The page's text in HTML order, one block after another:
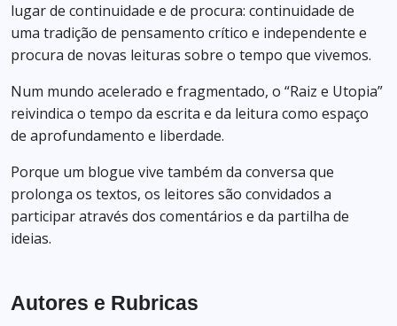
lugar de continuidade e de procura: continuidade de
uma tradição de pensamento crítico e independente e
procura de novas leituras sobre o tempo que vivemos.
Num mundo acelerado e fragmentado, o “Raiz e Utopia”
reivindica o tempo da escrita e da leitura como espaço
de aprofundamento e liberdade.
Porque um blogue vive também da conversa que
prolonga os textos, os leitores são convidados a
participar através dos comentários e da partilha de
ideias.
Autores e Rubricas